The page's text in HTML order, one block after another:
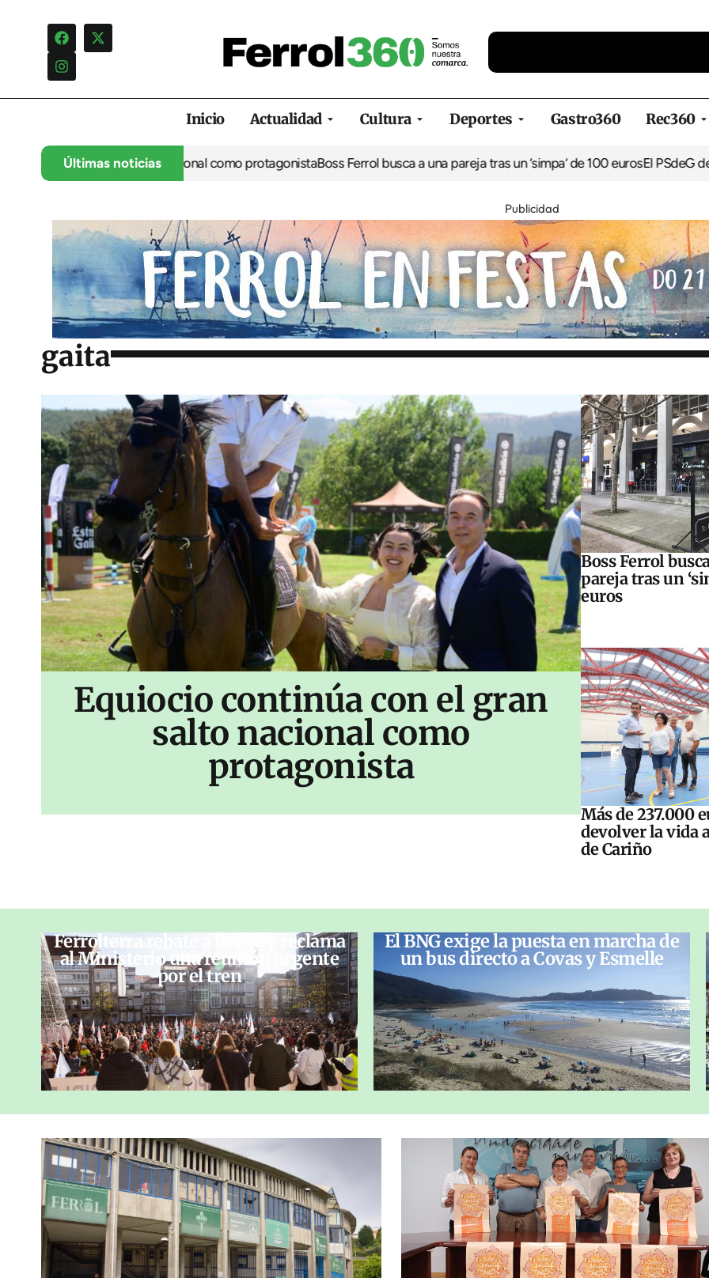
Inicio Actualidad Cultura Deportes Gastro360 Rec360
Últimas noticias
con el gran salto nacional como protagonistaBoss Ferrol busca a una pareja tras un ‘simpa’ de 100 eurosEl PSdeG denuncia
Publicidad
gaita
Equiocio continúa con el gran
salto nacional como
protagonista
Boss Ferrol
pareja tras un
euros
Más de 237.000
devolver la vida
de Cariño
Ferrolterra rebate a Renfe y reclama
al Ministerio una reunión urgente
por el tren
El BNG exige la puesta en marcha de
un bus directo a Covas y Esmelle